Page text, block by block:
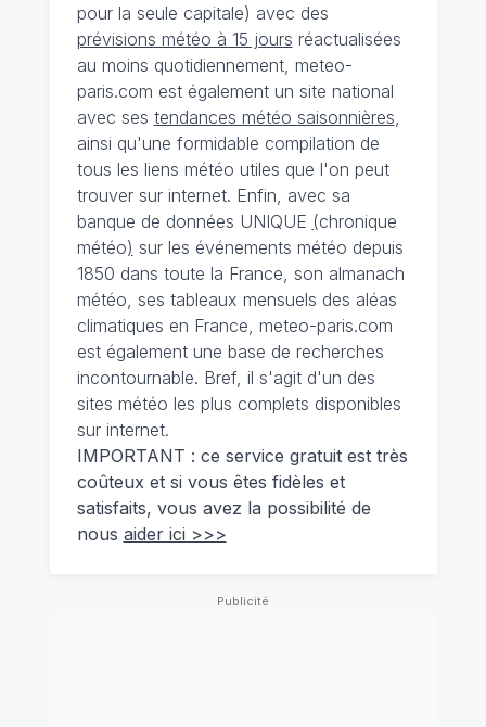
pour la seule capitale) avec des
prévisions météo à 15 jours réactualisées
au moins quotidiennement, meteo-
paris.com est également un site national
avec ses tendances météo saisonnières,
ainsi qu'une formidable compilation de
tous les liens météo utiles que l'on peut
trouver sur internet. Enfin, avec sa
banque de données UNIQUE (chronique
météo) sur les événements météo depuis
1850 dans toute la France, son almanach
météo, ses tableaux mensuels des aléas
climatiques en France, meteo-paris.com
est également une base de recherches
incontournable. Bref, il s'agit d'un des
sites météo les plus complets disponibles
sur internet.
IMPORTANT : ce service gratuit est très
coûteux et si vous êtes fidèles et
satisfaits, vous avez la possibilité de
nous aider ici >>>